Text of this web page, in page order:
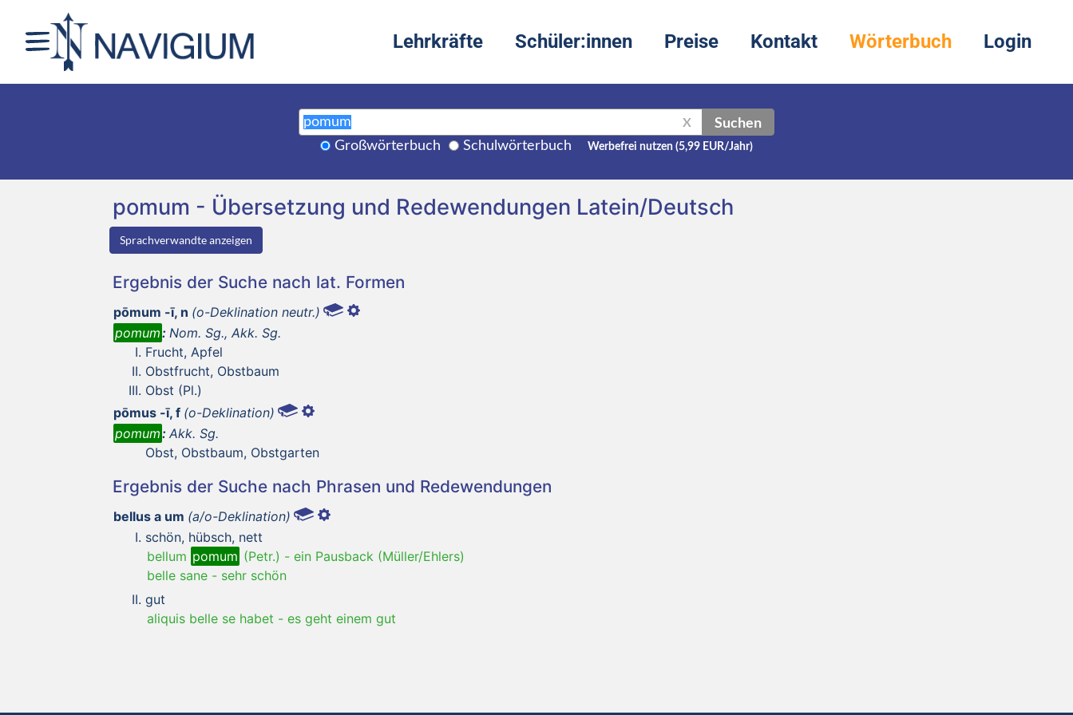
Lehrkräfte Schüler:innen Preise Kontakt Wörterbuch Login
X Suchen
Großwörterbuch Schulwörterbuch Werbefrei nutzen (5,99 EUR/Jahr)
pomum - Übersetzung und Redewendungen Latein/Deutsch
Sprachverwandte anzeigen
Ergebnis der Suche nach lat. Formen
pōmum -ī, n (o-Deklination neutr.)
pomum: Nom. Sg., Akk. Sg.
Frucht, Apfel
Obstfrucht, Obstbaum
Obst (Pl.)
pōmus -ī, f (o-Deklination)
pomum: Akk. Sg.
Obst, Obstbaum, Obstgarten
Ergebnis der Suche nach Phrasen und Redewendungen
bellus a um (a/o-Deklination)
schön, hübsch, nett
bellum pomum (Petr.) - ein Pausback (Müller/Ehlers)
belle sane - sehr schön
gut
aliquis belle se habet - es geht einem gut